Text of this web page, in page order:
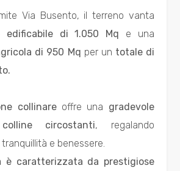
Via Busento, il terreno vanta
edificabile di 1.050 Mq e una
di 950 Mq per un totale di
collinareoffre una gradevole
circostanti, regalando
e benessere.
è caratterizzata da prestigiose